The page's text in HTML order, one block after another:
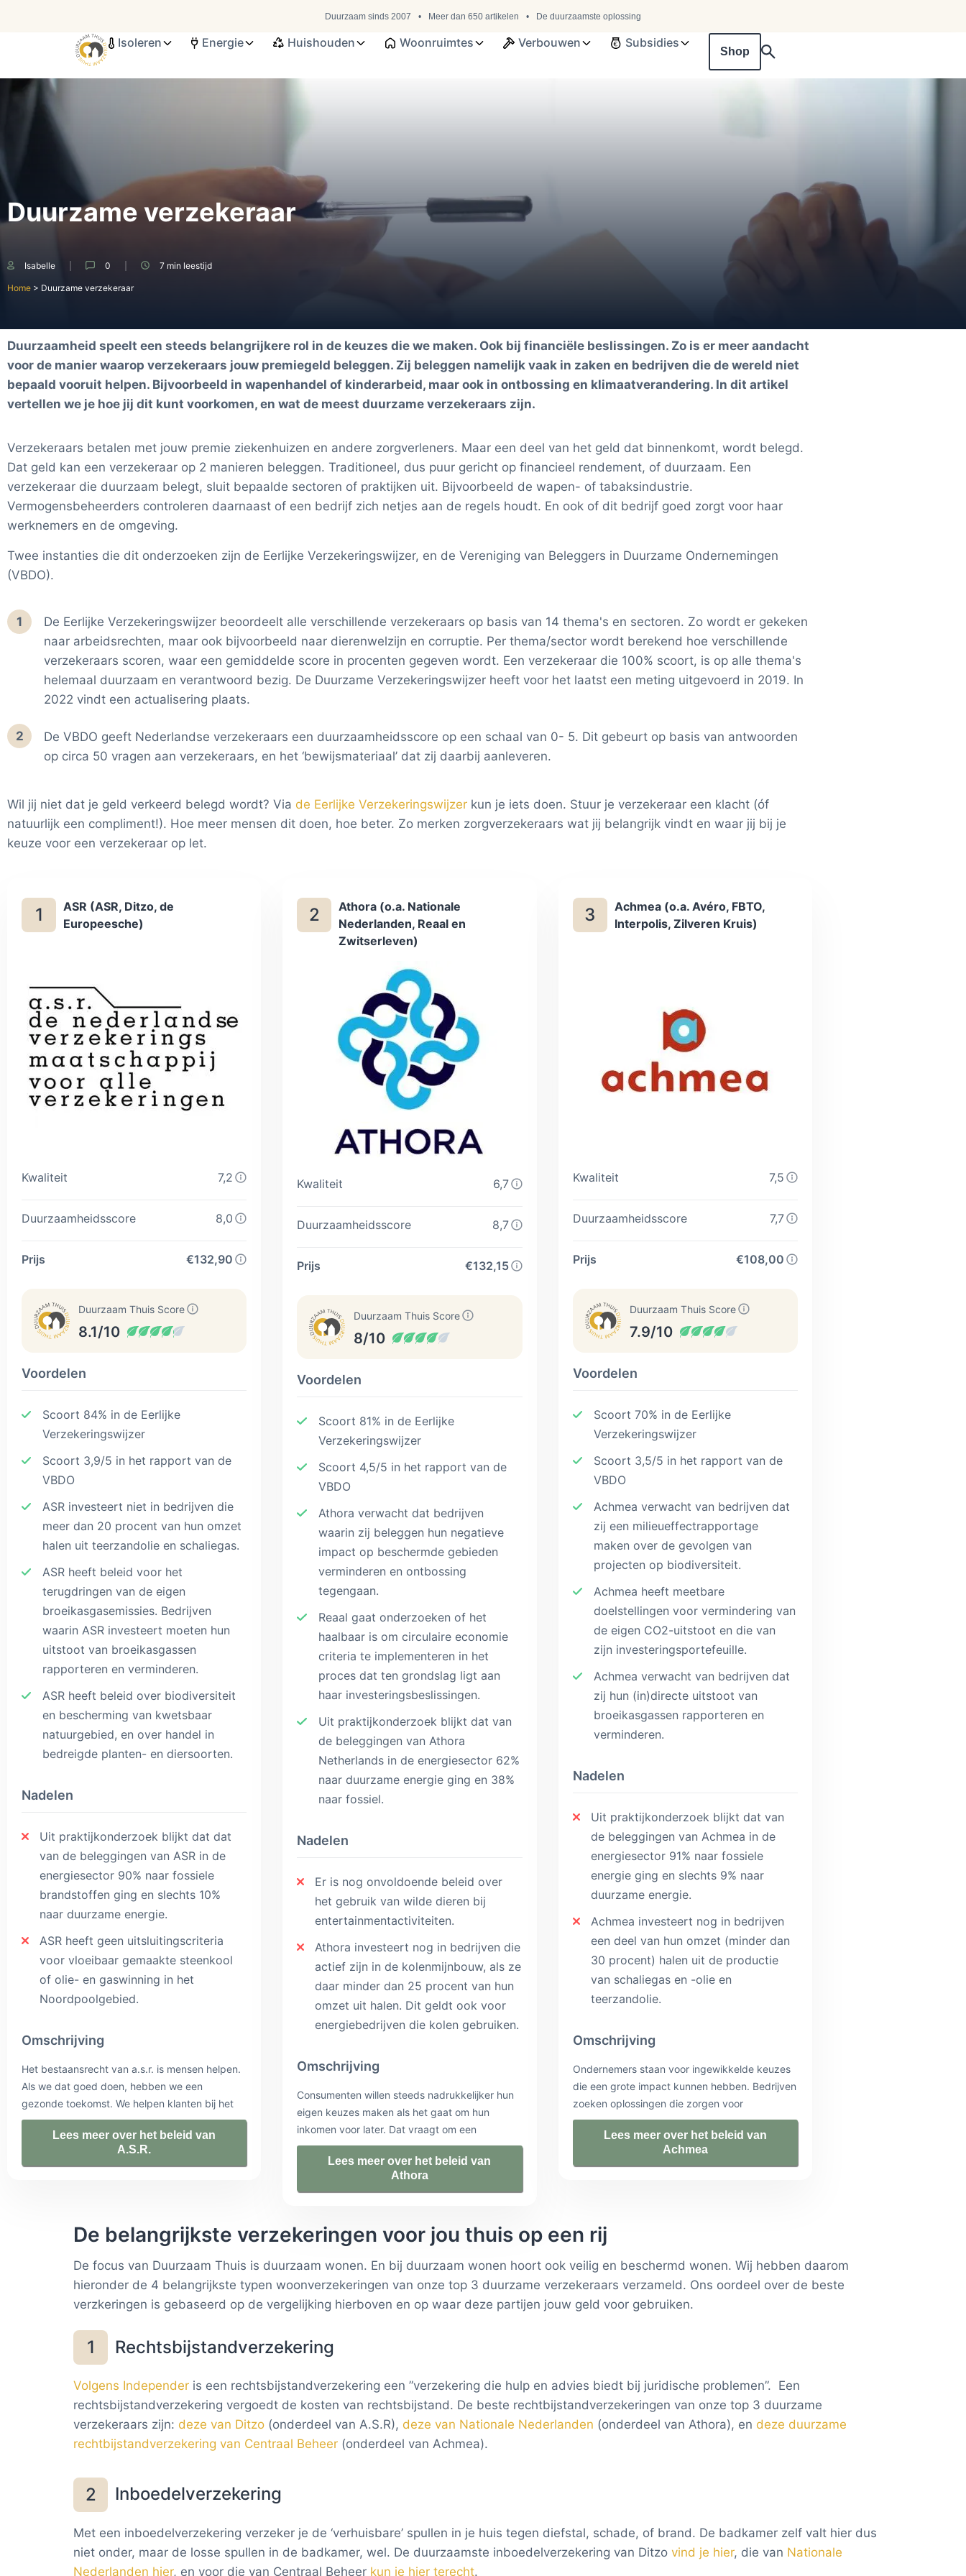
Duurzaam sinds 2007 Meer dan 650 artikelen De duurzaamste oplossing
Isoleren Energie Huishouden Woonruimtes Verbouwen Subsidies
Shop
Duurzame verzekeraar
Isabelle 0 7 min leestijd
Home > Duurzame verzekeraar
Duurzaamheid speelt een steeds belangrijkere rol in de keuzes die we maken. Ook bij financiële beslissingen. Zo is er meer aandacht
voor de manier waarop verzekeraars jouw premiegeld beleggen. Zij beleggen namelijk vaak in zaken en bedrijven die de wereld niet
bepaald vooruit helpen. Bijvoorbeeld in wapenhandel of kinderarbeid, maar ook in ontbossing en klimaatverandering. In dit artikel
vertellen we je hoe jij dit kunt voorkomen, en wat de meest duurzame verzekeraars zijn.
Verzekeraars betalen met jouw premie ziekenhuizen en andere zorgverleners. Maar een deel van het geld dat binnenkomt, wordt belegd.
Dat geld kan een verzekeraar op 2 manieren beleggen. Traditioneel, dus puur gericht op financieel rendement, of duurzaam. Een
verzekeraar die duurzaam belegt, sluit bepaalde sectoren of praktijken uit. Bijvoorbeeld de wapen- of tabaksindustrie.
Vermogensbeheerders controleren daarnaast of een bedrijf zich netjes aan de regels houdt. En ook of dit bedrijf goed zorgt voor haar
werknemers en de omgeving.
Twee instanties die dit onderzoeken zijn de Eerlijke Verzekeringswijzer, en de Vereniging van Beleggers in Duurzame Ondernemingen
(VBDO).
1
De Eerlijke Verzekeringswijzer beoordeelt alle verschillende verzekeraars op basis van 14 thema's en sectoren. Zo wordt er gekeken
naar arbeidsrechten, maar ook bijvoorbeeld naar dierenwelzijn en corruptie. Per thema/sector wordt berekend hoe verschillende
verzekeraars scoren, waar een gemiddelde score in procenten gegeven wordt. Een verzekeraar die 100% scoort, is op alle thema's
helemaal duurzaam en verantwoord bezig. De Duurzame Verzekeringswijzer heeft voor het laatst een meting uitgevoerd in 2019. In
2022 vindt een actualisering plaats.
2
De VBDO geeft Nederlandse verzekeraars een duurzaamheidsscore op een schaal van 0- 5. Dit gebeurt op basis van antwoorden
op circa 50 vragen aan verzekeraars, en het ‘bewijsmateriaal’ dat zij daarbij aanleveren.
Wil jij niet dat je geld verkeerd belegd wordt? Via de Eerlijke Verzekeringswijzer kun je iets doen. Stuur je verzekeraar een klacht (óf
natuurlijk een compliment!). Hoe meer mensen dit doen, hoe beter. Zo merken zorgverzekeraars wat jij belangrijk vindt en waar jij bij je
keuze voor een verzekeraar op let.
1
ASR (ASR, Ditzo, de
Europeesche)
Kwaliteit 7,2
Duurzaamheidsscore 8,0
Prijs €132,90
Duurzaam Thuis Score
8.1/10
Voordelen
Scoort 84% in de Eerlijke
Verzekeringswijzer
Scoort 3,9/5 in het rapport van de
VBDO
ASR investeert niet in bedrijven die
meer dan 20 procent van hun omzet
halen uit teerzandolie en schaliegas.
ASR heeft beleid voor het
terugdringen van de eigen
broeikasgasemissies. Bedrijven
waarin ASR investeert moeten hun
uitstoot van broeikasgassen
rapporteren en verminderen.
ASR heeft beleid over biodiversiteit
en bescherming van kwetsbaar
natuurgebied, en over handel in
bedreigde planten- en diersoorten.
Nadelen
Uit praktijkonderzoek blijkt dat dat
van de beleggingen van ASR in de
energiesector 90% naar fossiele
brandstoffen ging en slechts 10%
naar duurzame energie.
ASR heeft geen uitsluitingscriteria
voor vloeibaar gemaakte steenkool
of olie- en gaswinning in het
Noordpoolgebied.
Omschrijving
Het bestaansrecht van a.s.r. is mensen helpen.
Als we dat goed doen, hebben we een
gezonde toekomst. We helpen klanten bij het
samen delen van risico’s en het samen
opbouwen van vermogen voor later. Zo willen
we Nederland verzekeren van een goede
kiezen we er ook met onze producten voor bij
te dragen aan het oplossen van vraagstukken
die leven in de samenleving en een relatie
verzekeren en vermogensbeheer.
Lees meer over het beleid van
A.S.R.
2
Athora (o.a. Nationale
Nederlanden, Reaal en
Zwitserleven)
Kwaliteit 6,7
Duurzaamheidsscore 8,7
Prijs €132,15
Duurzaam Thuis Score
8/10
Voordelen
Scoort 81% in de Eerlijke
Verzekeringswijzer
Scoort 4,5/5 in het rapport van de
VBDO
Athora verwacht dat bedrijven
waarin zij beleggen hun negatieve
impact op beschermde gebieden
verminderen en ontbossing
tegengaan.
Reaal gaat onderzoeken of het
haalbaar is om circulaire economie
criteria te implementeren in het
proces dat ten grondslag ligt aan
haar investeringsbeslissingen.
Uit praktijkonderzoek blijkt dat van
de beleggingen van Athora
Netherlands in de energiesector 62%
naar duurzame energie ging en 38%
naar fossiel.
Nadelen
Er is nog onvoldoende beleid over
het gebruik van wilde dieren bij
entertainmentactiviteiten.
Athora investeert nog in bedrijven die
actief zijn in de kolenmijnbouw, als ze
daar minder dan 25 procent van hun
omzet uit halen. Dit geldt ook voor
energiebedrijven die kolen gebruiken.
Omschrijving
Consumenten willen steeds nadrukkelijker hun
eigen keuzes maken als het gaat om hun
inkomen voor later. Dat vraagt om een
verzekeraar die daar optimaal op inspeelt.
Athora Netherlands focust daarom op
pensioenen. Via ons merk Zwitserleven bieden
klanten kunnen rekenen op een zorgeloze
toekomst.
Lees meer over het beleid van
Athora
3
Achmea (o.a. Avéro, FBTO,
Interpolis, Zilveren Kruis)
Kwaliteit 7,5
Duurzaamheidsscore 7,7
Prijs €108,00
Duurzaam Thuis Score
7.9/10
Voordelen
Scoort 70% in de Eerlijke
Verzekeringswijzer
Scoort 3,5/5 in het rapport van de
VBDO
Achmea verwacht van bedrijven dat
zij een milieueffectrapportage
maken over de gevolgen van
projecten op biodiversiteit.
Achmea heeft meetbare
doelstellingen voor vermindering van
de eigen CO2-uitstoot en die van
zijn investeringsportefeuille.
Achmea verwacht van bedrijven dat
zij hun (in)directe uitstoot van
broeikasgassen rapporteren en
verminderen.
Nadelen
Uit praktijkonderzoek blijkt dat van
de beleggingen van Achmea in de
energiesector 91% naar fossiele
energie ging en slechts 9% naar
duurzame energie.
Achmea investeert nog in bedrijven
een deel van hun omzet (minder dan
30 procent) halen uit de productie
van schaliegas en -olie en
teerzandolie.
Omschrijving
Ondernemers staan voor ingewikkelde keuzes
die een grote impact kunnen hebben. Bedrijven
zoeken oplossingen die zorgen voor
continuïteit. Een vakkundig advies van een
onafhankelijke specialist is daarbij onmisbaar.
Adviseurs kennen het bedrijf. En zijn op de
alles aan om adviseurs te ondersteunen. Zodat
het advies nog beter past bij specifieke
omstandigheden en klanten naar ongekende
hoogte helpt.
Lees meer over het beleid van
Achmea
De belangrijkste verzekeringen voor jou thuis op een rij
De focus van Duurzaam Thuis is duurzaam wonen. En bij duurzaam wonen hoort ook veilig en beschermd wonen. Wij hebben daarom
hieronder de 4 belangrijkste typen woonverzekeringen van onze top 3 duurzame verzekeraars verzameld. Ons oordeel over de beste
verzkeringen is gebaseerd op de vergelijking hierboven en op waar deze partijen jouw geld voor gebruiken.
1 Rechtsbijstandverzekering
Volgens Independer is een rechtsbijstandverzekering een ”verzekering die hulp en advies biedt bij juridische problemen”. Een
rechtsbijstandverzekering vergoedt de kosten van rechtsbijstand. De beste rechtbijstandverzekeringen van onze top 3 duurzame
verzekeraars zijn: deze van Ditzo (onderdeel van A.S.R), deze van Nationale Nederlanden (onderdeel van Athora), en deze duurzame
rechtbijstandverzekering van Centraal Beheer (onderdeel van Achmea).
2 Inboedelverzekering
Met een inboedelverzekering verzeker je de ‘verhuisbare’ spullen in je huis tegen diefstal, schade, of brand. De badkamer zelf valt hier dus
niet onder, maar de losse spullen in de badkamer, wel. De duurzaamste inboedelverzekering van Ditzo vind je hier, die van Nationale
Nederlanden hier, en voor die van Centraal Beheer kun je hier terecht.